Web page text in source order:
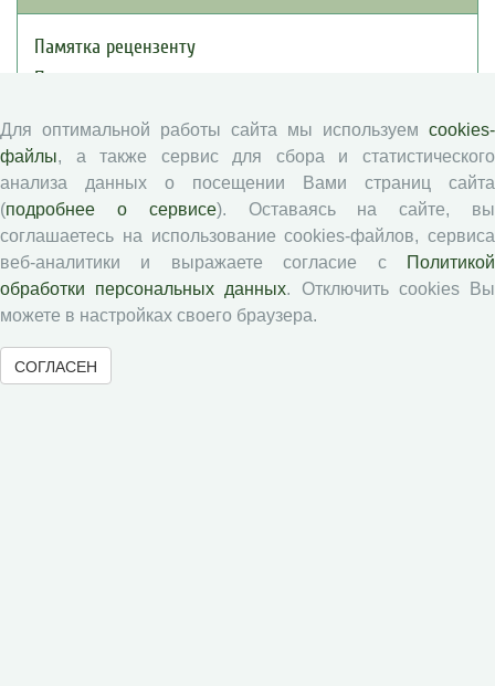
Памятка рецензенту
Положение о рецензировании
Журналы ВолНЦ РАН
Экономические и социальные перемены
Проблемы развития территории
Вопросы территориального развития
Социальное пространство
Юный экономист
Для оптимальной работы сайта мы используем cookies-
файлы, а также сервис для сбора и статистического
анализа данных о посещении Вами страниц сайта
(подробнее о сервисе). Оставаясь на сайте, вы
соглашаетесь на использование cookies-файлов, сервиса
веб-аналитики и выражаете согласие с
Политикой
обработки персональных данных. Отключить cookies Вы
можете в настройках своего браузера.
СОГЛАСЕН